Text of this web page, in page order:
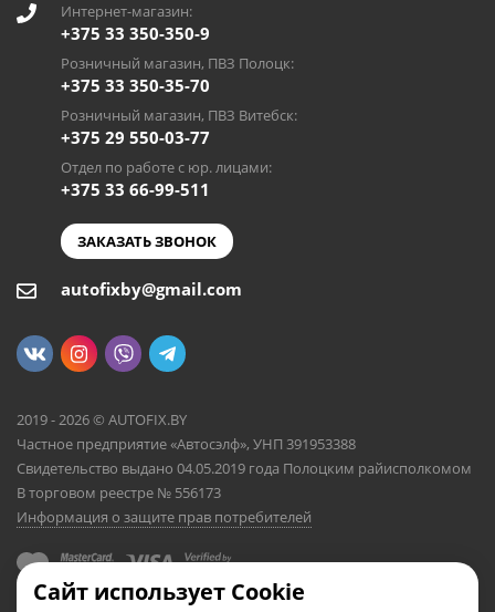
Интернет-магазин:
+375 33 350-350-9
Розничный магазин, ПВЗ Полоцк:
+375 33 350-35-70
Розничный магазин, ПВЗ Витебск:
+375 29 550-03-77
Отдел по работе с юр. лицами:
+375 33 66-99-511
ЗАКАЗАТЬ ЗВОНОК
autofixby@gmail.com
2019 - 2026 © AUTOFIX.BY
Частное предприятие «Автосэлф», УНП 391953388
Свидетельство выдано 04.05.2019 года Полоцким райисполкомом
В торговом реестре № 556173
Информация о защите прав потребителей
Сайт использует Cookie